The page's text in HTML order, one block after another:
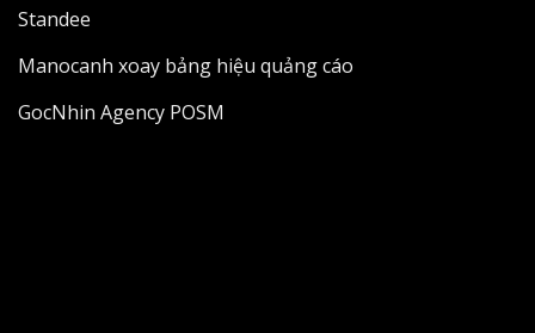
Standee
Manocanh xoay bảng hiệu quảng cáo
GocNhin Agency POSM